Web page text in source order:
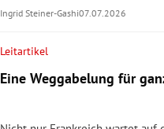
Ingrid Steiner-Gashi07.07.2026
Leitartikel
Eine Weggabelung für